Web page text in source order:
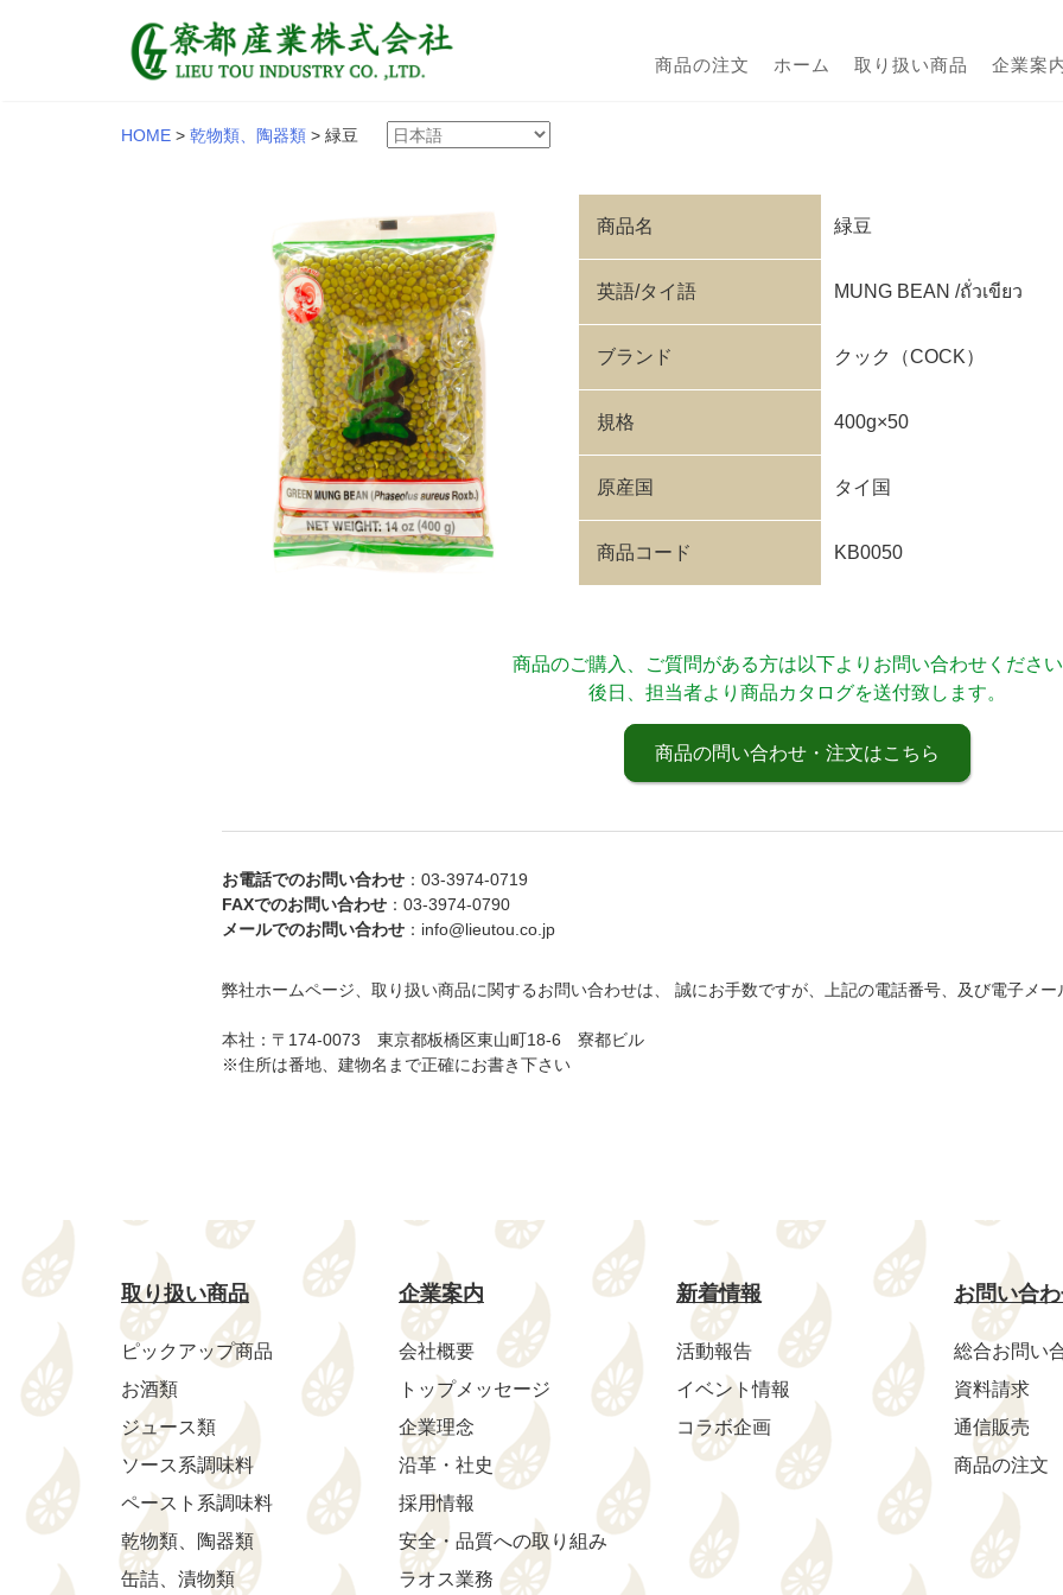
商品の注文 ホーム 取り扱い商品 企業案
HOME > 乾物類、陶器類 > 緑豆
商品名 緑豆
英語/タイ語 MUNG BEAN /ถั่วเขียว
ブランド クック（COCK）
規格 400g×50
原産国 タイ国
商品コード KB0050
商品のご購入、ご質問がある方は以下よりお問い合わせください
後日、担当者より商品カタログを送付致します。
商品の問い合わせ・注文はこちら
お電話でのお問い合わせ ：03-3974-0719
FAXでのお問い合わせ ：03-3974-0790
メールでのお問い合わせ ：info@lieutou.co.jp
弊社ホームページ、取り扱い商品に関するお問い合わせは、 誠にお手数ですが、上記の電話番号、及び電子メー
本社：〒174-0073 東京都板橋区東山町18-6 寮都ビル
※住所は番地、建物名まで正確にお書き下さい
取り扱い商品
ピックアップ商品
お酒類
ジュース類
ソース系調味料
ペースト系調味料
乾物類、陶器類
缶詰、漬物類
企業案内
会社概要
トップメッセージ
企業理念
沿革・社史
採用情報
安全・品質への取り組み
ラオス業務
新着情報
活動報告
イベント情報
コラボ企画
お問い合
総合お問い
資料請求
通信販売
商品の注文